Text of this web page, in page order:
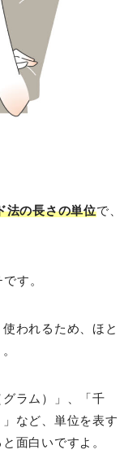
法の長さの単位で、
す。
われるため、ほと
ラム）」、「千
など、単位を表す
面白いですよ。